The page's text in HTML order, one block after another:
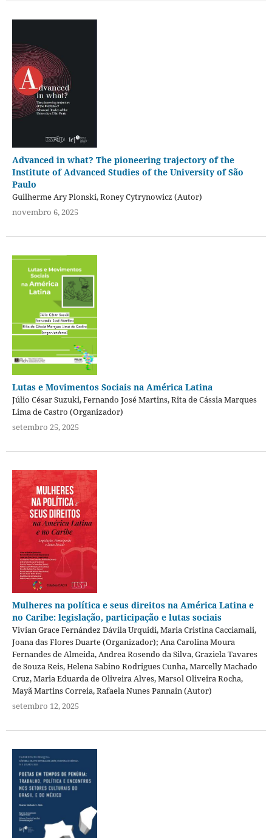
Advanced in what? The pioneering trajectory of the
Institute of Advanced Studies of the University of São
Paulo
Guilherme Ary Plonski, Roney Cytrynowicz (Autor)
novembro 6, 2025
Lutas e Movimentos Sociais na América Latina
Júlio César Suzuki, Fernando José Martins, Rita de Cássia Marques
Lima de Castro (Organizador)
setembro 25, 2025
Mulheres na política e seus direitos na América Latina e
no Caribe: legislação, participação e lutas sociais
Vivian Grace Fernández Dávila Urquidi, Maria Cristina Cacciamali,
Joana das Flores Duarte (Organizador); Ana Carolina Moura
Fernandes de Almeida, Andrea Rosendo da Silva, Graziela Tavares
de Souza Reis, Helena Sabino Rodrigues Cunha, Marcelly Machado
Cruz, Maria Eduarda de Oliveira Alves, Marsol Oliveira Rocha,
Mayã Martins Correia, Rafaela Nunes Pannain (Autor)
setembro 12, 2025